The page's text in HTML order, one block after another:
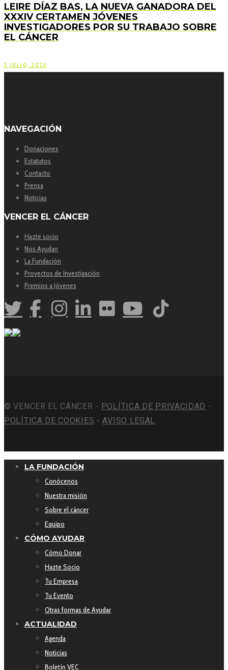
LEIRE DÍAZ BAS, LA NUEVA GANADORA DEL
XXXIV CERTAMEN JÓVENES
INVESTIGADORES POR SU TRABAJO SOBRE
EL CÁNCER
3 JULIO, 2023
NAVEGACIÓN
Donaciones
Estatutos
Contacto
Prensa
Noticias
VENCER EL CÁNCER
Hazte socio
Nos Ayudan
La Fundación
Proyectos de Investigación
Premios a Jóvenes
© VENCER EL CÁNCER - POLÍTICA DE PRIVACIDAD -
POLÍTICA DE COOKIES -AVISO LEGAL
LA FUNDACIÓN
Conócenos
Nuestra misión
Sobre el cáncer
Equipo
CÓMO AYUDAR
Cómo Donar
Hazte Socio
Tu Empresa
Tu Evento
Otras formas de Ayudar
ACTUALIDAD
Agenda
Noticias
Boletín VEC